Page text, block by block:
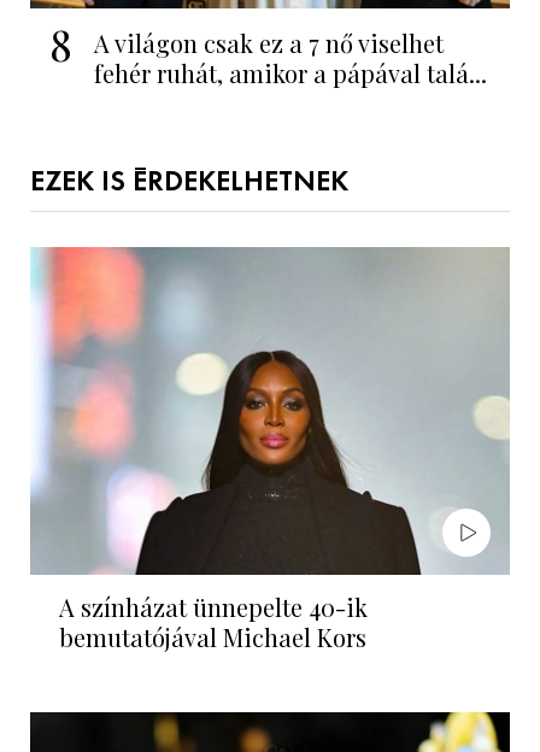
8
A világon csak ez a 7 nő viselhet
fehér ruhát, amikor a pápával talá...
EZEK IS ÉRDEKELHETNEK
A színházat ünnepelte 40-ik
bemutatójával Michael Kors